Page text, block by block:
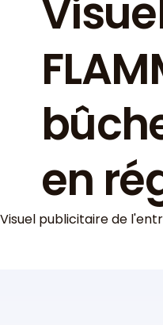
en
Visuel publicitaire de